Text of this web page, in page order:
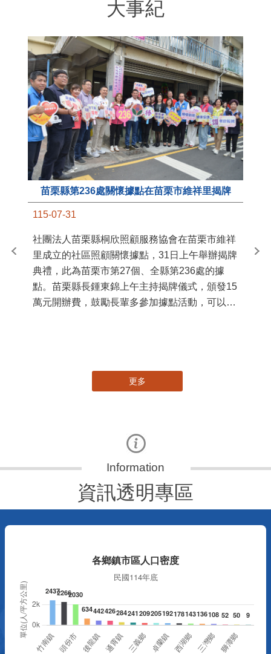
大事紀
苗栗縣第236處關懷據點在苗栗市維祥里揭牌
115-07-31
社團法人苗栗縣桐欣照顧服務協會在苗栗市維祥
里成立的社區照顧關懷據點，31日上午舉辦揭牌
典禮，此為苗栗市第27個、全縣第236處的據
點。苗栗縣長鍾東錦上午主持揭牌儀式，頒發15
萬元開辦費，鼓勵長輩多參加據點活動，可以更
苗
更多
資訊透明專區